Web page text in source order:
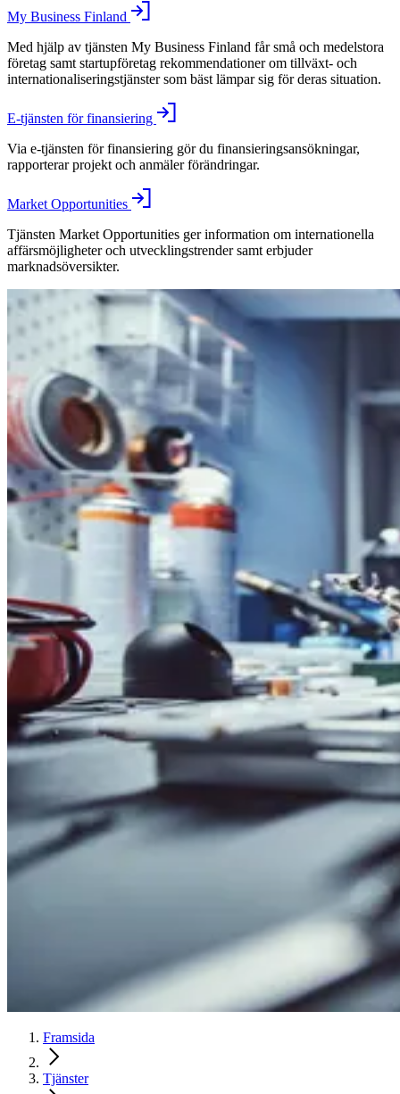
My Business Finland
Med hjälp av tjänsten My Business Finland får små och medelstora
företag samt startupföretag rekommendationer om tillväxt- och
internationaliseringstjänster som bäst lämpar sig för deras situation.
E-tjänsten för finansiering
Via e-tjänsten för finansiering gör du finansieringsansökningar,
rapporterar projekt och anmäler förändringar.
Market Opportunities
Tjänsten Market Opportunities ger information om internationella
affärsmöjligheter och utvecklingstrender samt erbjuder
marknadsöversikter.
Framsida
Tjänster